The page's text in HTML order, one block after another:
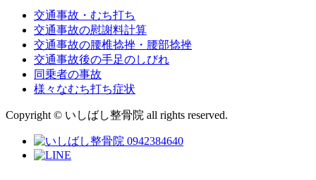
交通事故・むち打ち
交通事故の慰謝料計算
交通事故の腰椎捻挫・腰部捻挫
交通事故後の手足のしびれ
同乗者の事故
様々なむち打ち症状
Copyright © いしばし整骨院 all rights reserved.